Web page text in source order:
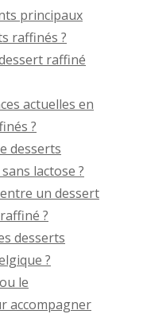
principaux
raffinés ?
raffiné
actuelles en
?
desserts
lactose ?
un dessert
?
desserts
?
le
accompagner